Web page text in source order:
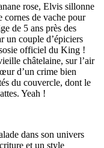
rose, Elvis sillonne
cornes de vache pour
de 5 ans près des
un couple d’épiciers
officiel du King !
châtelaine, sur l’air
d’un crime bien
du couvercle, dont le
Yeah !
dans son univers
et un style